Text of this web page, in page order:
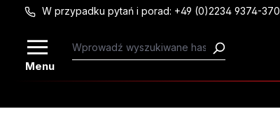
Przejdź do głównej zawartości
W przypadku pytań i porad: +49 (0)2234 9374-370
Menu